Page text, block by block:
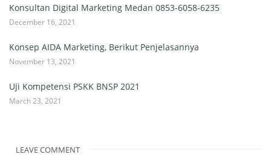
Konsultan Digital Marketing Medan 0853-6058-6235
December 16, 2021
Konsep AIDA Marketing, Berikut Penjelasannya
November 13, 2021
Uji Kompetensi PSKK BNSP 2021
March 23, 2021
LEAVE COMMENT